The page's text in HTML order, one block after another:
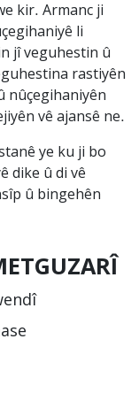
kir. Armanc ji
li
jî veguhestin û
rastiyên
nûçegihaniyên
vê ajansê ne.
ye ku ji bo
dike û di vê
û bingehên